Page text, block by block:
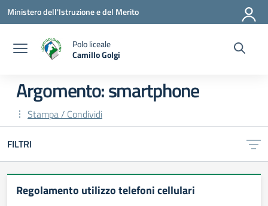
Vai ai contenuti
Vai al menu di navigazione
Vai al footer
Ministero dell'Istruzione e del Merito
Polo liceale
Camillo Golgi
— Visita la pagina iniziale della scuola
Argomento: smartphone
Stampa / Condividi
FILTRI
Regolamento utilizzo telefoni cellulari